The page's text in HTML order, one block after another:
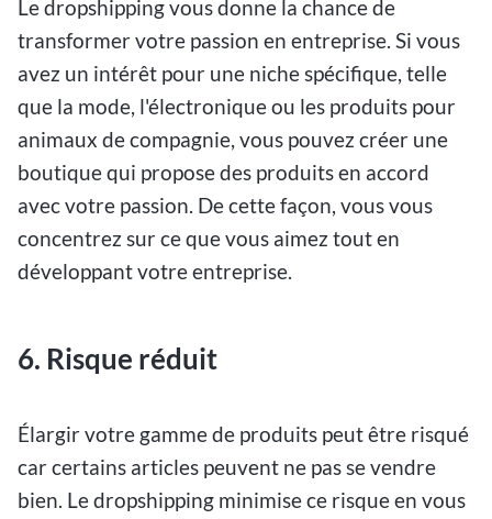
Le dropshipping vous donne la chance de
transformer votre passion en entreprise. Si vous
avez un intérêt pour une niche spécifique, telle
que la mode, l'électronique ou les produits pour
animaux de compagnie, vous pouvez créer une
boutique qui propose des produits en accord
avec votre passion. De cette façon, vous vous
concentrez sur ce que vous aimez tout en
développant votre entreprise.
6. Risque réduit
Élargir votre gamme de produits peut être risqué
car certains articles peuvent ne pas se vendre
bien. Le dropshipping minimise ce risque en vous